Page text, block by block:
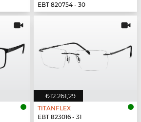
EBT 820754 - 30
₺12.261,29
TITANFLEX
EBT 823016 - 31